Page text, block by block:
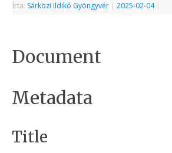
Írta: Sárközi Ildikó Gyöngyvér | 2025-02-04 |
Document
Metadata
Title